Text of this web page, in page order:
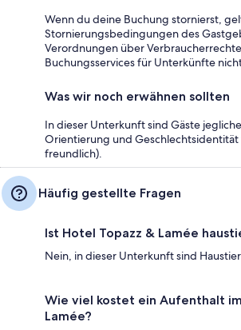
Wenn du deine Buchung stornierst,
Stornierungsbedingungen des
Verordnungen über
Buchungsservices für Unterkünfte
Was wir noch erwähnen sollten
In dieser Unterkunft sind Gäste
Orientierung und Geschlechtsidentität
freundlich).
Häufig gestellte Fragen
Ist Hotel Topazz & Lamée
Nein, in dieser Unterkunft sind
Wie viel kostet ein Aufenthalt
Lamée?